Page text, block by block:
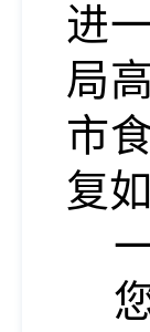
进
局
市
复